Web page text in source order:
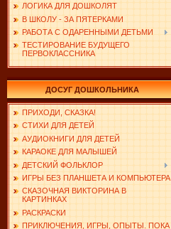
ЛОГИКА ДЛЯ ДОШКОЛЯТ
В ШКОЛУ - ЗА ПЯТЕРКАМИ
РАБОТА С ОДАРЕННЫМИ ДЕТЬМИ
ТЕСТИРОВАНИЕ БУДУЩЕГО
ПЕРВОКЛАССНИКА
ДОСУГ ДОШКОЛЬНИКА
ПРИХОДИ, СКАЗКА!
СТИХИ ДЛЯ ДЕТЕЙ
АУДИОКНИГИ ДЛЯ ДЕТЕЙ
КАРАОКЕ ДЛЯ МАЛЫШЕЙ
ДЕТСКИЙ ФОЛЬКЛОР
ИГРЫ БЕЗ ПЛАНШЕТА И КОМПЬЮТЕРА
СКАЗОЧНАЯ ВИКТОРИНА В
КАРТИНКАХ
РАСКРАСКИ
ПРИКЛЮЧЕНИЯ, ИГРЫ, ОПЫТЫ. ПОКА